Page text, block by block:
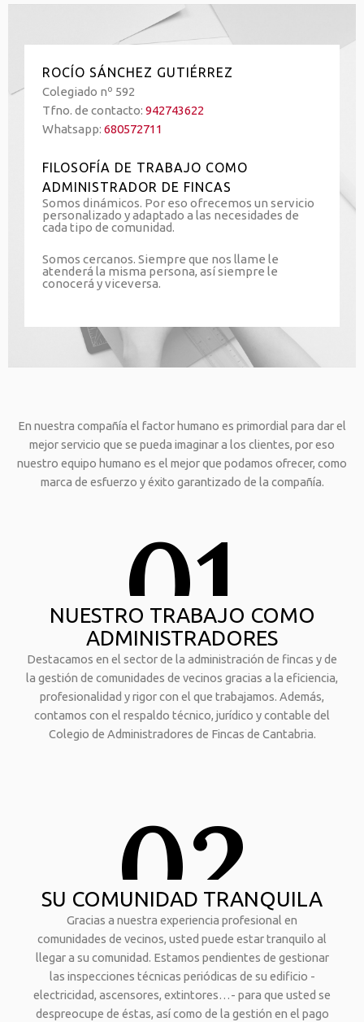
ROCÍO SÁNCHEZ GUTIÉRREZ
Colegiado nº 592
Tfno. de contacto:942743622
Whatsapp:680572711
FILOSOFÍA DE TRABAJO COMO
ADMINISTRADOR DE FINCAS
Somos dinámicos. Por eso ofrecemos un servicio
personalizado y adaptado a las necesidades de
cada tipo de comunidad.
Somos cercanos. Siempre que nos llame le
atenderá la misma persona, así siempre le
conocerá y viceversa.
En nuestra compañía el factor humano es primordial para dar el
mejor servicio que se pueda imaginar a los clientes, por eso
nuestro equipo humano es el mejor que podamos ofrecer, como
marca de esfuerzo y éxito garantizado de la compañía.
01
NUESTRO TRABAJO COMO
ADMINISTRADORES
Destacamos en el sector de la administración de fincas y de
la gestión de comunidades de vecinos gracias a la eficiencia,
profesionalidad y rigor con el que trabajamos. Además,
contamos con el respaldo técnico, jurídico y contable del
Colegio de Administradores de Fincas de Cantabria.
02
SU COMUNIDAD TRANQUILA
Gracias a nuestra experiencia profesional en
comunidades de vecinos, usted puede estar tranquilo al
llegar a su comunidad. Estamos pendientes de gestionar
las inspecciones técnicas periódicas de su edificio -
electricidad, ascensores, extintores…- para que usted se
despreocupe de éstas, así como de la gestión en el pago